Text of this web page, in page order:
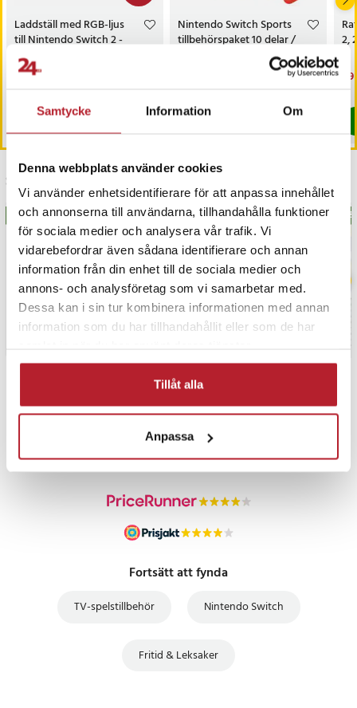
Samtycke Information Om
Denna webbplats använder cookies
Vi använder enhetsidentifierare för att anpassa innehållet
och annonserna till användarna, tillhandahålla funktioner
för sociala medier och analysera vår trafik. Vi
vidarebefordrar även sådana identifierare och annan
information från din enhet till de sociala medier och
annons- och analysföretag som vi samarbetar med.
Dessa kan i sin tur kombinera informationen med annan
information som du har tillhandahållit eller som de har
Tillåt alla
Anpassa
Laddställ med RGB-ljus
till Nintendo Switch 2 -
Svart
Nuvarande pris
119 kr
Köp
Nintendo Switch Sports
tillbehörspaket 10 delar /
familjepaket / sportset för
Joy-Con i rött och blått
2,
Senast besökta
BÄSTSÄLJARE
PRISGARANTI
UTFÖRSÄLJNING
Fortsätt att fynda
TV-spelstillbehör Nintendo Switch
Fritid & Leksaker